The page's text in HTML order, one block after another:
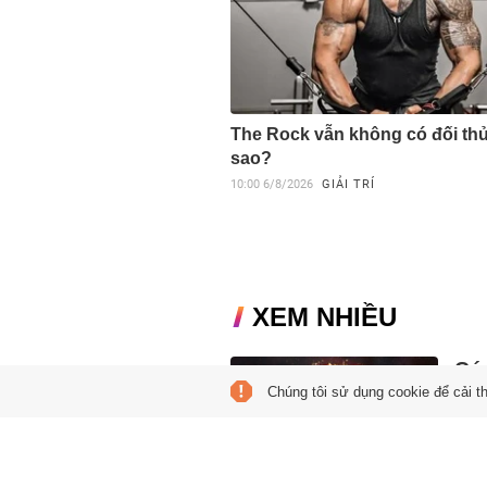
The Rock vẫn không có đối
sao?
10:00 6/8/2026 GIẢI TRÍ
XEM NHIỀU
Cú
Chúng tôi sử dụng cookie để cải